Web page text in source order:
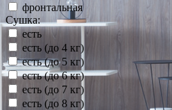
фронтальная
Сушка:
есть
есть (до 4 кг)
есть (до 5 кг)
есть (до 6 кг)
есть (до 7 кг)
есть (до 8 кг)